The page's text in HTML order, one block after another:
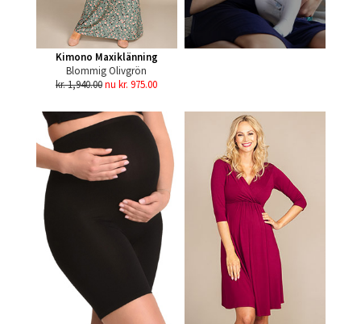
Kimono Maxiklänning
Blommig Olivgrön
kr. 1,940.00nu kr. 975.00